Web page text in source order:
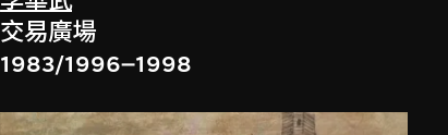
交易廣場
1983/1996–1998